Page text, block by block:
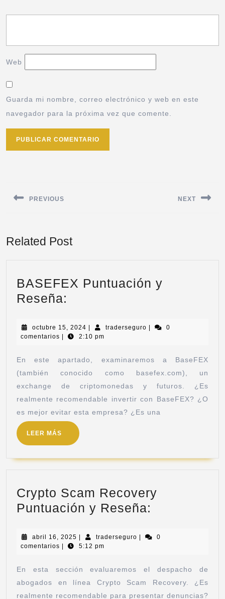
Web
Guarda mi nombre, correo electrónico y web en este
navegador para la próxima vez que comente.
PREVIOUS NEXT
Related Post
BASEFEX Puntuación y
Reseña:
octubre 15, 2024 traderseguro
0
comentarios
2:10 pm
En este apartado, examinaremos a BaseFEX
(también conocido como basefex.com), un
exchange de criptomonedas y futuros. ¿Es
realmente recomendable invertir con BaseFEX? ¿O
es mejor evitar esta empresa? ¿Es una
LEER MÁS
Crypto Scam Recovery
Puntuación y Reseña:
abril 16, 2025 | traderseguro |
0
comentarios | 5:12 pm
En esta sección evaluaremos el despacho de
abogados en línea Crypto Scam Recovery. ¿Es
realmente recomendable para presentar denuncias?